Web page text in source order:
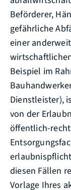
Beförderer,
gefährliche
einer
Beispiel im
Dienstleister),
von der
öffentlich-
diesen Fällen
Vorlage Ihres